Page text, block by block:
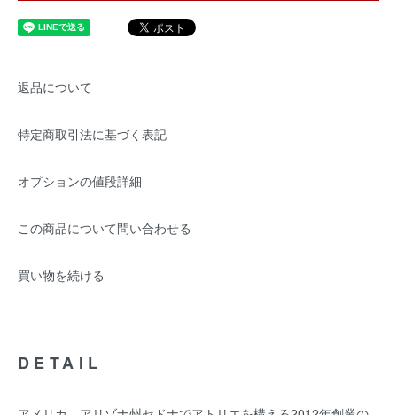
返品について
特定商取引法に基づく表記
オプションの値段詳細
この商品について問い合わせる
買い物を続ける
DETAIL